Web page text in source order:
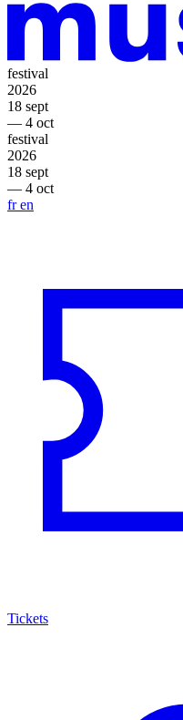
festival
2026
18 sept
— 4 oct
festival
2026
18 sept
— 4 oct
fren
Tickets